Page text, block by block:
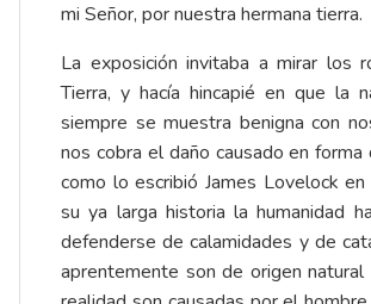
mi Señor, por nuestra hermana tierra.
La exposición invitaba a mirar los
Tierra, y hacía hincapié en que la
siempre se muestra benigna con
nos cobra el daño causado en forma
como lo escribió James Lovelock
su ya larga historia la humanidad
defenderse de calamidades y de
aprentemente son de origen